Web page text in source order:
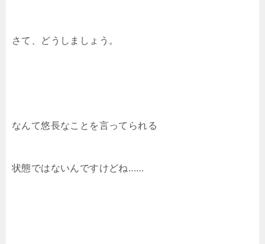
さて、どうしましょう。
なんて悠長なことを言ってられる
状態ではないんですけどね……